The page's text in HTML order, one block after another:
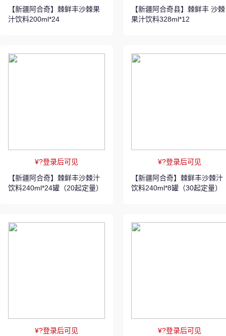
【新疆阿合奇】棘鲜丰沙棘果
汁饮料200ml*24
【新疆阿合奇县】棘鲜丰 沙棘
果汁饮料328ml*12
¥?登录后可见
【新疆阿合奇】棘鲜丰沙棘汁
饮料240ml*24罐（20起定量）
¥?登录后可见
【新疆阿合奇】棘鲜丰沙棘汁
饮料240ml*8罐（30起定量）
¥?登录后可见
¥?登录后可见